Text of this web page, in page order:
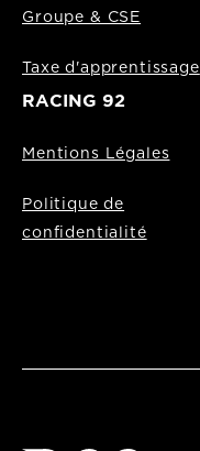
Groupe & CSE
Taxe d'apprentissage
RACING 92
Mentions Légales
Politique de
confidentialité